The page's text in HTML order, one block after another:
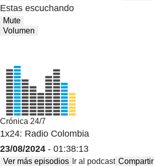
Estas escuchando
Mute
Volumen
Crónica 24/7
1x24: Radio Colombia
23/08/2024 - 01:38:13
Ver más episodios Ir al podcast Compartir